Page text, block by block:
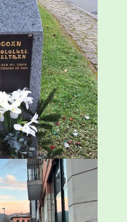
Zaldibar jo zuen
larriena»
02-06